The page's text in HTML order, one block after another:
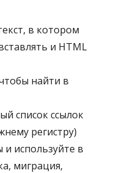
в котором
и HTML
найти в
список ссылок
регистру)
и используйте в
миграция,